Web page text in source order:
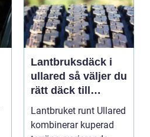
Lantbruksdäck i
ullared så väljer du
rätt däck till
gårdens maskiner
Lantbruket runt Ullared
kombinerar kuperad